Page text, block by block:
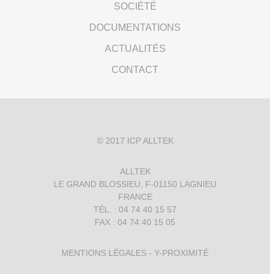
SOCIÉTÉ
DOCUMENTATIONS
ACTUALITÉS
CONTACT
© 2017 ICP ALLTEK
ALLTEK
LE GRAND BLOSSIEU, F-01150 LAGNIEU
FRANCE
TÉL. : 04 74 40 15 57
FAX : 04 74 40 15 05
MENTIONS LÉGALES - Y-PROXIMITÉ